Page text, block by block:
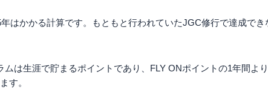
はかかる計算です。もともと行われていたJGC修行で達成で
ムは生涯で貯まるポイントであり、FLY ONポイントの1年間よ
す。